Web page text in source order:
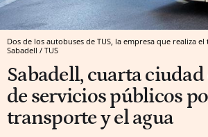
Dos de los autobuses de TUS, la empresa que realiza
Sabadell / TUS
Sabadell, cuarta
de servicios públicos
transporte y el agua